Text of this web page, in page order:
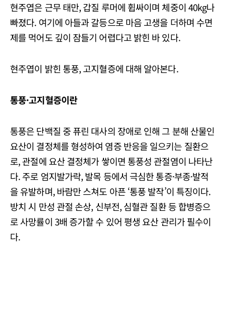
현주엽은 근무 태만, 갑질 루머에 휩싸이며 체중이 40kg나
빠졌다. 여기에 아들과 갈등으로 마음 고생을 더하며 수면
제를 먹어도 깊이 잠들기 어렵다고 밝힌 바 있다.
현주엽이 밝힌 통풍, 고지혈증에 대해 알아본다.
통풍·고지혈증이란
통풍은 단백질 중 퓨린 대사의 장애로 인해 그 분해 산물인
요산이 결정체를 형성하여 염증 반응을 일으키는 질환으
로, 관절에 요산 결정체가 쌓이면 통풍성 관절염이 나타난
다. 주로 엄지발가락, 발목 등에서 극심한 통증·부종·발적
을 유발하며, 바람만 스쳐도 아픈 ‘통풍 발작’이 특징이다.
방치 시 만성 관절 손상, 신부전, 심혈관 질환 등 합병증으
로 사망률이 3배 증가할 수 있어 평생 요산 관리가 필수이
다.